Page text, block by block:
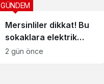
Mersinliler dikkat! Bu
sokaklara elektrik
verilemeyecek
GÜNDEM
2 gün önce